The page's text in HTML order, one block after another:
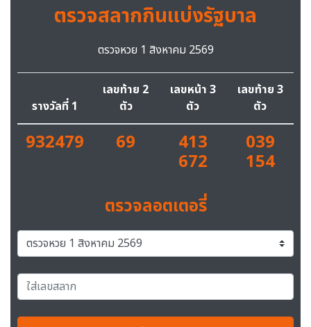
ตรวจสลากกินแบ่งรัฐบาล
ตรวจหวย 1 สิงหาคม 2569
รางวัลที่ 1
เลขท้าย 2
ตัว
เลขหน้า 3
ตัว
เลขท้าย 3
ตัว
932479 69 413
672
039
154
ตรวจลอตเตอรี่